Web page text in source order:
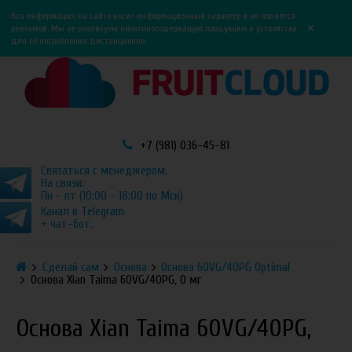
0
Вся информация на сайте носит информационный характер и не является
рекламой. Мы не реализуем никотиносодержащую продукцию и устройства
для её потребления дистанционно.
×
+7 (981) 036-45-81
Связаться с менеджером.
На связи:
Пн - пт (10:00 - 18:00 по Мск)
Канал в Telegram
+ чат-бот.
Сделай сам Основа
Основа 60VG/40PG Optimal
Основа Xian Taima 60VG/40PG, 0 мг
Основа Xian Taima 60VG/40PG,